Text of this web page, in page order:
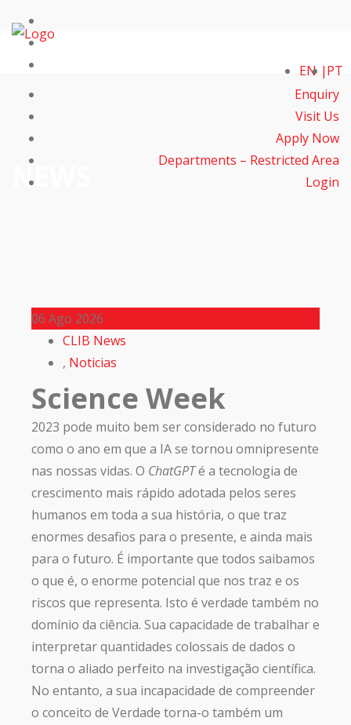
Enquiry
Visit Us
Apply Now
Departments – Restricted Area
Login
EN PT
NEWS
06 Ago 2026
CLIB News
, Noticias
Science Week
2023 pode muito bem ser considerado no futuro
como o ano em que a IA se tornou omnipresente
nas nossas vidas. O ChatGPTé a tecnologia de
crescimento mais rápido adotada pelos seres
humanos em toda a sua história, o que traz
enormes desafios para o presente, e ainda mais
para o futuro. É importante que todos saibamos
o que é, o enorme potencial que nos traz e os
riscos que representa. Isto é verdade também no
domínio da ciência. Sua capacidade de trabalhar e
interpretar quantidades colossais de dados o
torna o aliado perfeito na investigação científica.
No entanto, a sua incapacidade de compreender
o conceito de Verdade torna-o também um